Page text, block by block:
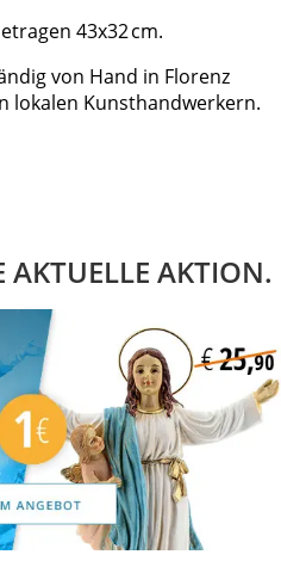
43x32 cm.
von Hand in Florenz
lokalen Kunsthandwerkern.
AKTUELLE AKTION.